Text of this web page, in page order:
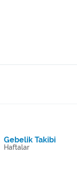
Gebelik Takibi
Haftalar